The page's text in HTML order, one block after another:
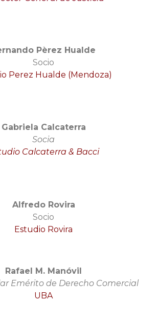
Pèrez Hualde
Socio
Perez Hualde (Mendoza)
Gabriela Calcaterra
Socia
Calcaterra & Bacci
Alfredo Rovira
Socio
Estudio Rovira
Rafael M. Manóvil
Emérito de Derecho Comercial
UBA